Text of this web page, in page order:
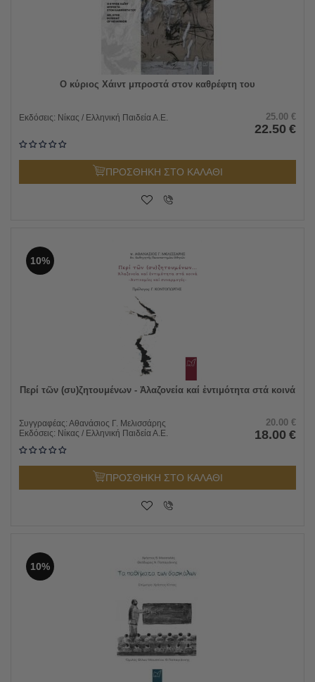
Ο κύριος Χάιντ μπροστά στον καθρέφτη του
Εκδόσεις: Νίκας / Ελληνική Παιδεία Α.Ε. 25.00 €
22.50 €
ΠΡΟΣΘΗΚΗ ΣΤΟ ΚΑΛΑΘΙ
10%
Περί τῶν (συ)ζητουμένων - Ἀλαζονεία καί ἐντιμότητα στά κοινά
Συγγραφέας: Αθανάσιος Γ. Μελισσάρης
Εκδόσεις: Νίκας / Ελληνική Παιδεία Α.Ε.
20.00 €
18.00 €
ΠΡΟΣΘΗΚΗ ΣΤΟ ΚΑΛΑΘΙ
10%